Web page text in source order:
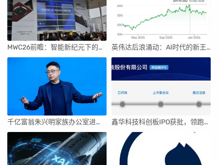
MWC26前瞻：智能新纪元下的科技盛宴 英伟达后浪涌动：AI时代的新王者与隐忧
千亿富翁朱兴明家族办公室进军VC圈 鑫华科技科创板IPO获批，领跑国内半导体材料市场